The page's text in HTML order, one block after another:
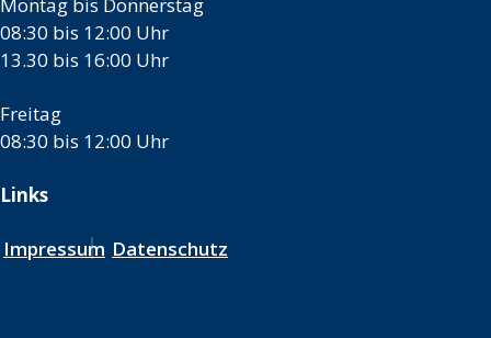
08:30 bis 12:00 Uhr
13.30 bis 16:00 Uhr
Freitag
08:30 bis 12:00 Uhr
Links
Impressum Datenschutz